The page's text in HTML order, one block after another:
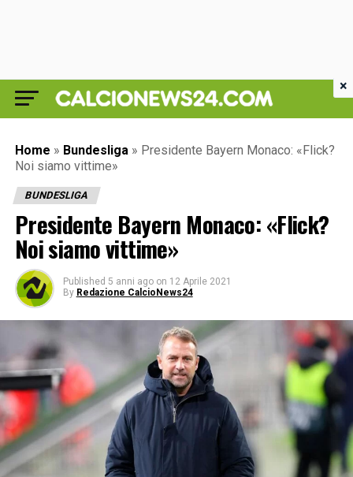
Home » Bundesliga » Presidente Bayern Monaco: «Flick?
Noi siamo vittime»
BUNDESLIGA
Presidente Bayern Monaco: «Flick?
Noi siamo vittime»
Published 5 anni ago on 12 Aprile 2021
By Redazione CalcioNews24
×